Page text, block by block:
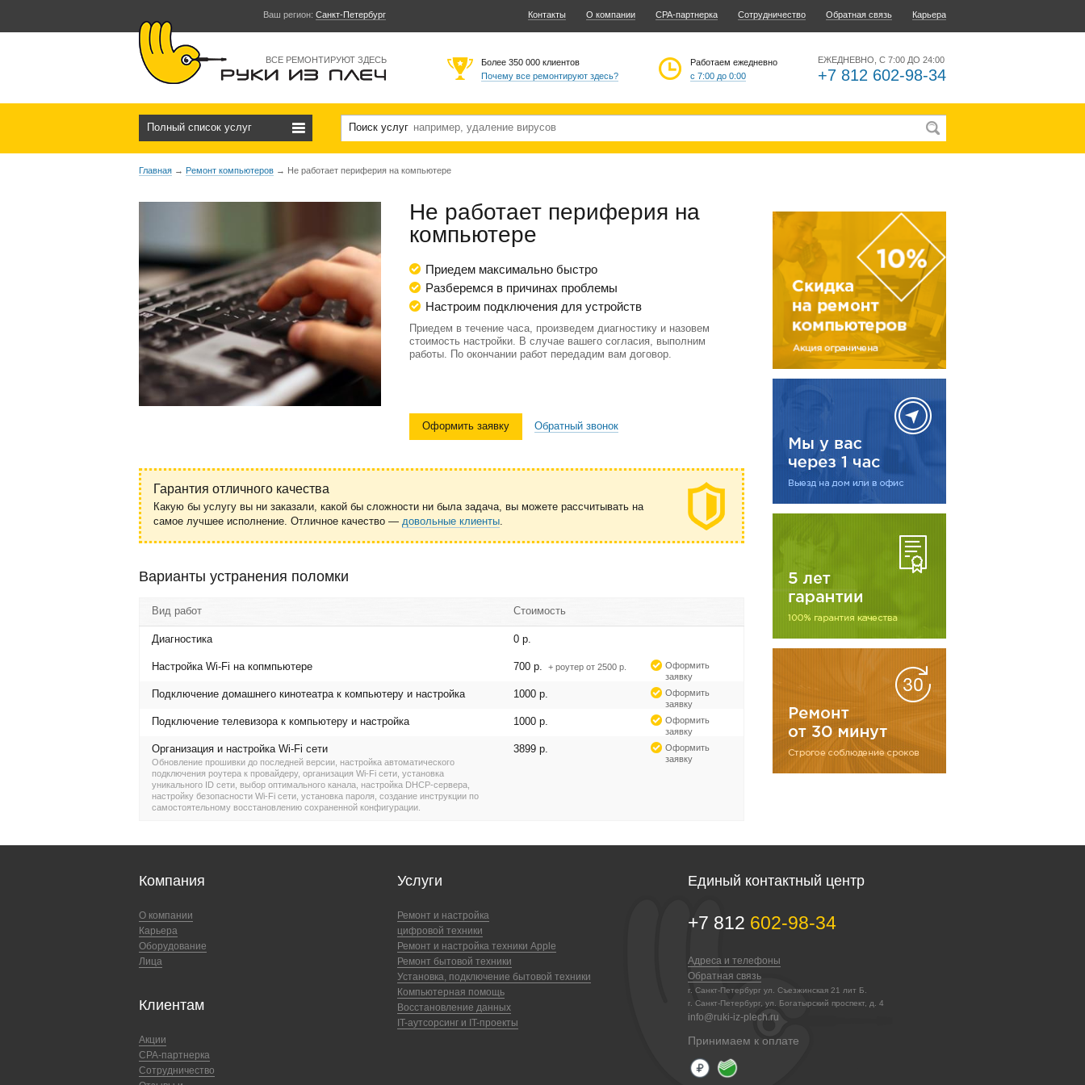
Ваш регион: Санкт-Петербург Контакты О компании CPA-партнерка Сотрудничество Обратная связь Карьера
ВСЕ РЕМОНТИРУЮТ ЗДЕСЬ ЕЖЕДНЕВНО, С 7:00 ДО 24:00
+7 812 602-98-34
Работаем ежедневно
с 7:00 до 0:00
Более 350 000 клиентов
Почему все ремонтируют здесь?
Полный список услуг Поиск услуг
Главная → Ремонт компьютеров → Не работает периферия на компьютере
Не работает периферия на
компьютере
Приедем максимально быстро
Разберемся в причинах проблемы
Настроим подключения для устройств
Приедем в течение часа, произведем диагностику и назовем
стоимость настройки. В случае вашего согласия, выполним
работы. По окончании работ передадим вам договор.
Оформить заявку Обратный звонок
Гарантия отличного качества
Какую бы услугу вы ни заказали, какой бы сложности ни была задача, вы можете рассчитывать на
самое лучшее исполнение. Отличное качество — довольные клиенты.
Варианты устранения поломки
Вид работ Стоимость
Диагностика 0 р.
Настройка Wi-Fi на копмпьютере 700 р. + роутер от 2500 р.
Оформить
заявку
Подключение домашнего кинотеатра к компьютеру и настройка 1000 р.
Оформить
заявку
Подключение телевизора к компьютеру и настройка 1000 р.
Оформить
заявку
Организация и настройка Wi-Fi сети
Обновление прошивки до последней версии, настройка автоматического
подключения роутера к провайдеру, организация Wi-Fi сети, установка
уникального ID сети, выбор оптимального канала, настройка DHCP-сервера,
настройку безопасности Wi-Fi сети, установка пароля, создание инструкции по
самостоятельному восстановлению сохраненной конфигурации.
3899 р.
Оформить
заявку
Компания
О компании
Карьера
Оборудование
Лица
Клиентам
Акции
CPA-партнерка
Сотрудничество
Услуги
Ремонт и настройка
цифровой техники
Ремонт и настройка техники Apple
Ремонт бытовой техники
Установка, подключение бытовой техники
Компьютерная помощь
Восстановление данных
IT-аутсорсинг и IT-проекты
Единый контактный центр
+7 812 602-98-34
Адреса и телефоны
Обратная связь
г. Санкт-Петербург ул. Съезжинская 21 лит Б.
г. Санкт-Петербург, ул. Богатырский проспект, д. 4
info@ruki-iz-plech.ru
Принимаем к оплате